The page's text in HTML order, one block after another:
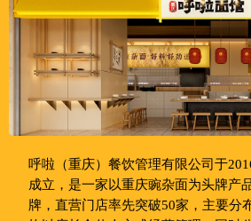
呼啦（重庆）餐饮管理有限公司于
成立，是一家以重庆豌杂面为头牌产
牌，直营门店率先突破50家，主要分